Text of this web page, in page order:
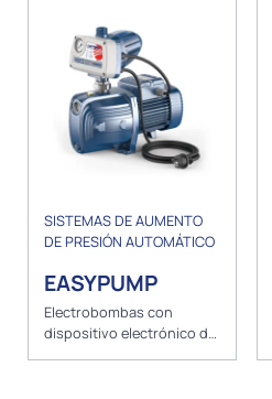
SISTEMAS DE AUMENTO
DE PRESIÓN AUTOMÁTICO
EASYPUMP
Electrobombas con
dispositivo electrónico de